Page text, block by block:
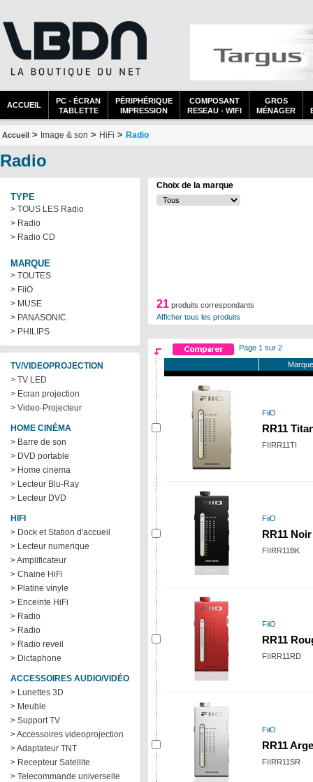
ACCUEIL
PC - ÉCRAN
TABLETTE
PÉRIPHÉRIQUE
IMPRESSION
COMPOSANT
RESEAU - WIFI
GROS
MÉNAGER
Accueil > Image & son > HiFi > Radio
Radio
TYPE
> TOUS LES Radio
> Radio
> Radio CD
MARQUE
> TOUTES
> FiiO
> MUSE
> PANASONIC
> PHILIPS
TV/VIDEOPROJECTION
> TV LED
> Ecran projection
> Video-Projecteur
HOME CINÉMA
> Barre de son
> DVD portable
> Home cinema
> Lecteur Blu-Ray
> Lecteur DVD
HIFI
> Dock et Station d'accueil
> Lecteur numerique
> Amplificateur
> Chaine HiFi
> Platine vinyle
> Enceinte HiFi
> Radio
> Radio
> Radio reveil
> Dictaphone
ACCESSOIRES AUDIO/VIDÉO
> Lunettes 3D
> Meuble
> Support TV
> Accessoires videoprojection
> Adaptateur TNT
> Recepteur Satellite
> Telecommande universelle
Choix de la marque
21 produits correspondants
Afficher tous les produits
Page 1 sur 2
FiiO
RR11
FIIRR11TI
FiiO
RR11 Noir
FIIRR11BK
FiiO
RR11
FIIRR11RD
FiiO
RR11
FIIRR11SR